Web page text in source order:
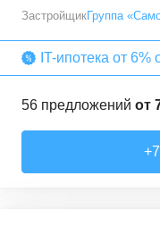
ЗастройщикГруппа
IT-ипотека от
56 предложений от